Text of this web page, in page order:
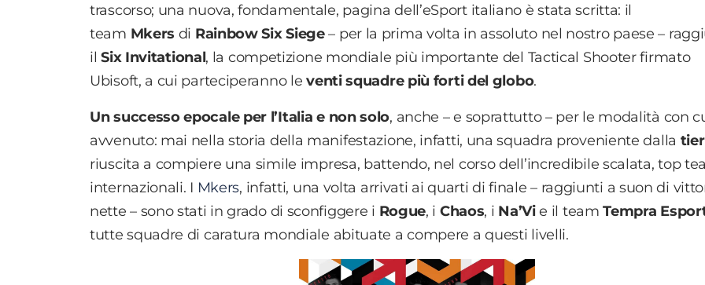
trascorso; una nuova, fondamentale, pagina dell’eSport italiano è stata scritta: il
team Mkers di Rainbow Six Siege– per la prima volta in assoluto nel nostro paese –
ilSix Invitational, la competizione mondiale più importante del Tactical Shooterfirmato
Ubisoft, a cui parteciperanno leventisquadre più forti del globo.
Un successo epocale per l’Italiae non solo, anche – e soprattutto – per le modalità con
avvenuto: mai nella storia della manifestazione, infatti, una squadra proveniente dalla
riuscita a compiere una simile impresa, battendo, nel corso dell’incredibile scalata, top
internazionali. I Mkers, infatti, una volta arrivati ai quarti di finale – raggiunti a suon di
nette – sono stati in grado di sconfiggere i Rogue, i Chaos, i Na’Vie il teamTempra
tutte squadre di caratura mondiale abituate a compere a questi livelli.